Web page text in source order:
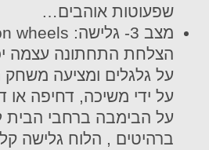
שפעוטות אוהבים…
הצלחת התחתונה עצמה
על גלגלים ומציעה
על ידי משיכה, דחיפה או
על הבימבה ברחבי
ברהיטים , הלוח גלישה קל